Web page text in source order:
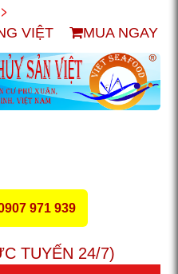
MUA NGAY
VIỆT
971 939
TUYẾN 24/7)